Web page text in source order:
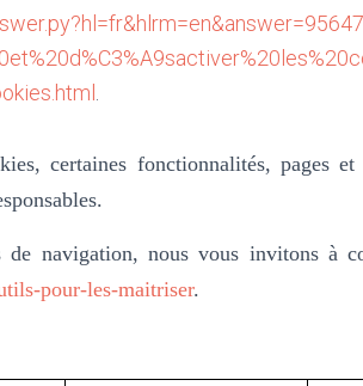
certaines fonctionnalités, pages
navigation, nous vous invitons à
pour-les-maitriser.